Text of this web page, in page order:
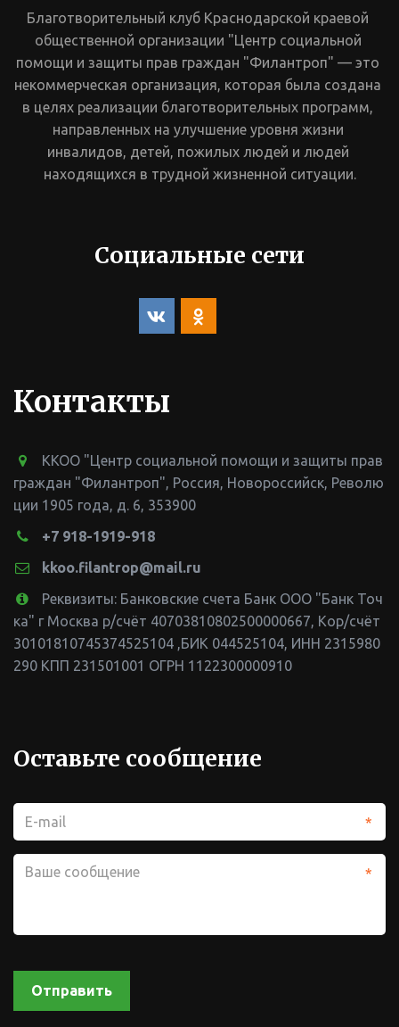
Благотворительный клуб Краснодарской краевой
общественной организации "Центр социальной
помощи и защиты прав граждан "Филантроп" — это
некоммерческая организация, которая была создана
в целях реализации благотворительных программ,
направленных на улучшение уровня жизни
инвалидов, детей, пожилых людей и людей
находящихся в трудной жизненной ситуации.
Социальные сети
Контакты
ККОО "Центр социальной помощи и защиты прав
граждан "Филантроп", Россия, Новороссийск, Револю
ции 1905 года, д. 6, 353900
+7 918-1919-918
kkoo.filantrop@mail.ru
Реквизиты: Банковские счета Банк ООО "Банк Точ
ка" г Москва р/счёт 40703810802500000667, Кор/счёт
30101810745374525104 ,БИК 044525104, ИНН 2315980
290 КПП 231501001 ОГРН 1122300000910
Оставьте сообщение
*
*
Отправить